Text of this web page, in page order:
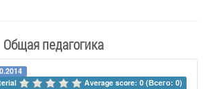
Общая педагогика
Average score: 0 (Всего: 0)